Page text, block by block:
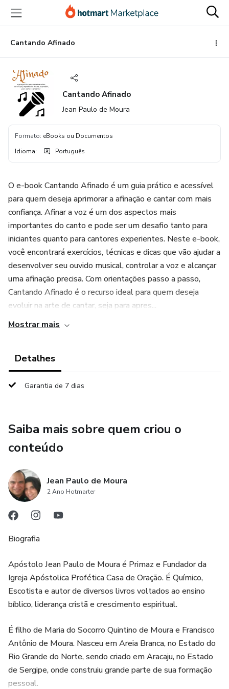
para
conteúdo
principal
para
pagamento
para
rodapéCantando Afinado
Cantando Afinado
Jean Paulo de Moura
Formato: eBooks ou Documentos
Idioma: Português
O e-book Cantando Afinado é um guia prático e acessível
para quem deseja aprimorar a afinação e cantar com mais
confiança. Afinar a voz é um dos aspectos mais
importantes do canto e pode ser um desafio tanto para
iniciantes quanto para cantores experientes. Neste e-book,
você encontrará exercícios, técnicas e dicas que vão ajudar a
desenvolver seu ouvido musical, controlar a voz e alcançar
uma afinação precisa. Com orientações passo a passo,
Cantando Afinado é o recurso ideal para quem deseja
evoluir na arte de cantar, seja para apres...
Mostrar mais
Detalhes
Garantia de 7 dias
Saiba mais sobre quem criou o
conteúdo
Jean Paulo de Moura
2 Ano Hotmarter
Biografia
Apóstolo Jean Paulo de Moura é Primaz e Fundador da
Igreja Apóstolica Profética Casa de Oração. É Químico,
Escotista e autor de diversos livros voltados ao ensino
bíblico, liderança cristã e crescimento espiritual.
É filho de Maria do Socorro Quintino de Moura e Francisco
Antônio de Moura. Nasceu em Areia Branca, no Estado do
Rio Grande do Norte, sendo criado em Aracaju, no Estado
de Sergipe, onde construiu grande parte de sua formação
pessoal.